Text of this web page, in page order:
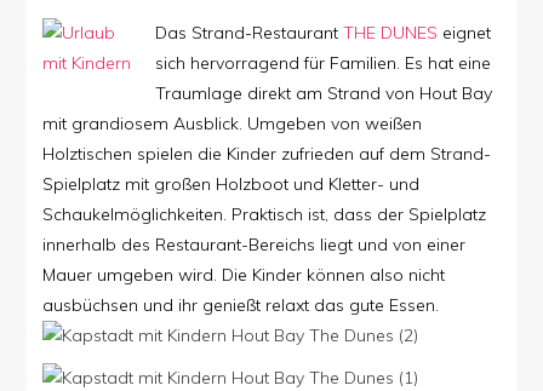
Das Strand-Restaurant THE DUNES eignet
sich hervorragend für Familien. Es hat eine
Traumlage direkt am Strand von Hout Bay
mit grandiosem Ausblick. Umgeben von weißen
Holztischen spielen die Kinder zufrieden auf dem Strand-
Spielplatz mit großen Holzboot und Kletter- und
Schaukelmöglichkeiten. Praktisch ist, dass der Spielplatz
innerhalb des Restaurant-Bereichs liegt und von einer
Mauer umgeben wird. Die Kinder können also nicht
ausbüchsen und ihr genießt relaxt das gute Essen.